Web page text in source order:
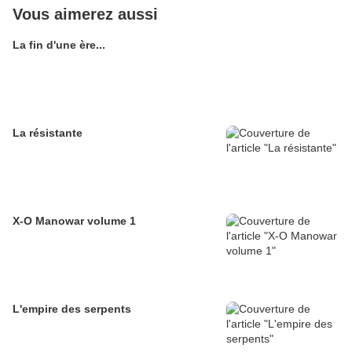
Vous aimerez aussi
La fin d'une ère...
La résistante
X-O Manowar volume 1
L'empire des serpents